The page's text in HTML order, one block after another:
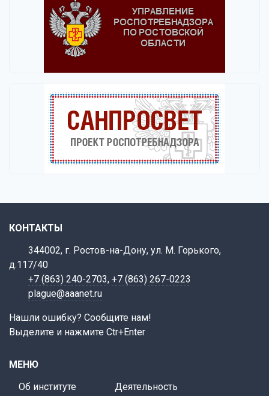
КОНТАКТЫ
344002, г. Ростов-на-Дону, ул. М. Горького,
д.117/40
+7 (863) 240-2703, +7 (863) 267-0223
plague@aaanet.ru
Нашли ошибку? Сообщите нам!
Выделите и нажмите Ctr+Enter
МЕНЮ
Об институте
Деятельность